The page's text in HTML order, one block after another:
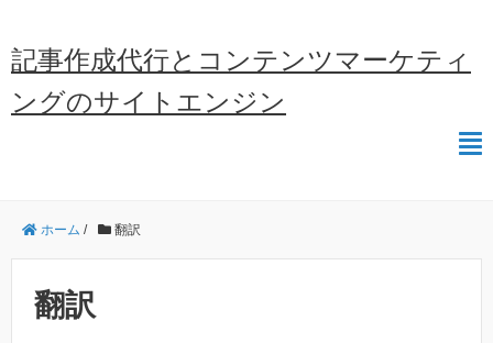
記事作成代行とコンテンツマーケティ
ングのサイトエンジン
ホーム / 翻訳
翻訳